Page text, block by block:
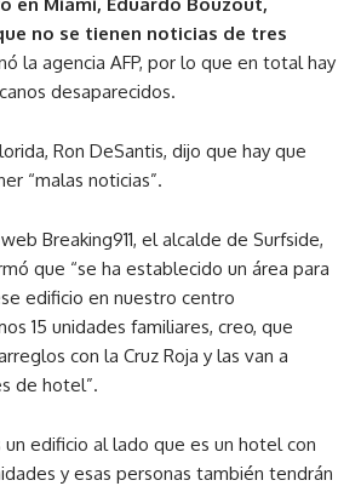
no se tienen noticias de tres
la agencia AFP, por lo que en total hay
desaparecidos.
Ron DeSantis, dijo que hay que
“malas noticias”.
Breaking911, el alcalde de Surfside,
que “se ha establecido un área para
edificio en nuestro centro
15 unidades familiares, creo, que
con la Cruz Roja y las van a
de hotel”.
edificio al lado que es un hotel con
y esas personas también tendrán